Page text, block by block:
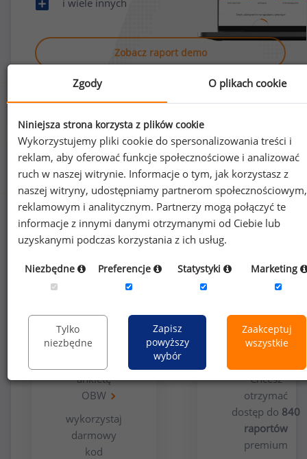
Zobacz raport demo
Jak uzyskać dostęp do raportu?
bezpłatna
ankietę
OBW
wykorzystaj
darmowy
kod
użytkowników
premium
Chcesz
otrzymać
dostęp do 840
raportów
premium
Zgody O plikach cookie
Niniejsza strona korzysta z plików cookie
Wykorzystujemy pliki cookie do spersonalizowania treści i
reklam, aby oferować funkcje społecznościowe i analizować
ruch w naszej witrynie. Informacje o tym, jak korzystasz z
naszej witryny, udostępniamy partnerom społecznościowym,
reklamowym i analitycznym. Partnerzy mogą połączyć te
informacje z innymi danymi otrzymanymi od Ciebie lub
uzyskanymi podczas korzystania z ich usług.
Niezbędne Preferencje Statystyki Marketing
Tylko
niezbędne
Zapisz
powyższy
wybór
Zaakceptuj
wszystkie